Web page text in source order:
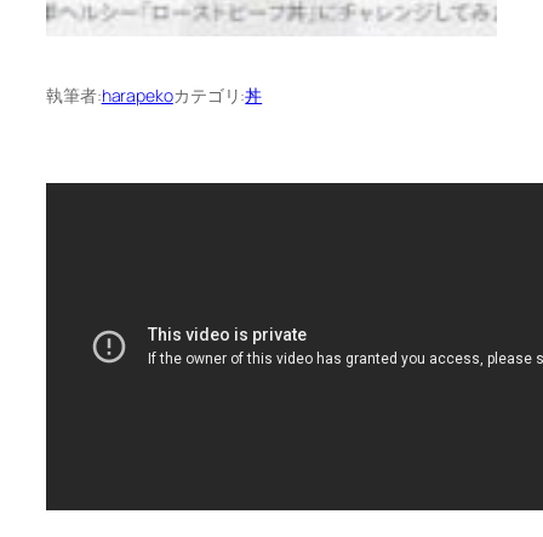
執筆者:harapekoカテゴリ:丼